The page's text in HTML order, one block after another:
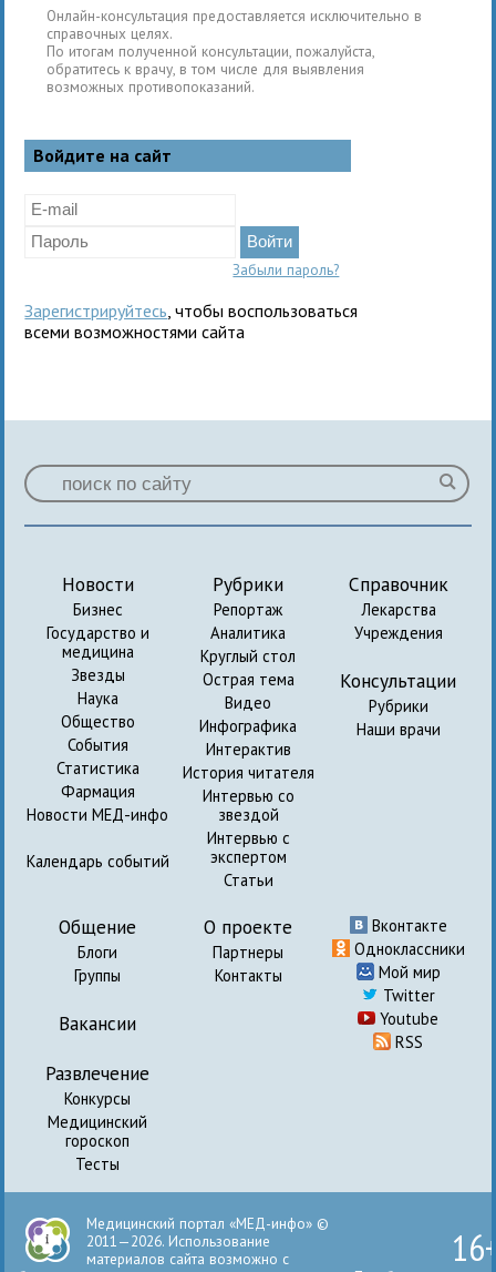
Онлайн-консультация предоставляется исключительно в
справочных целях.
По итогам полученной консультации, пожалуйста,
обратитесь к врачу, в том числе для выявления
возможных противопоказаний.
Войдите на сайт
Забыли пароль?
Зарегистрируйтесь , чтобы воспользоваться
всеми возможностями сайта
Новости
Бизнес
Государство и
медицина
Звезды
Наука
Общество
События
Статистика
Фармация
Новости МЕД-инфо
Календарь событий
Рубрики
Репортаж
Аналитика
Круглый стол
Острая тема
Видео
Инфографика
Интерактив
История читателя
Интервью со
звездой
Интервью с
экспертом
Статьи
Справочник
Лекарства
Учреждения
Консультации
Рубрики
Наши врачи
Общение
Блоги
Группы
Вакансии
Развлечение
Конкурсы
Медицинский
гороскоп
Тесты
О проекте
Партнеры
Контакты
Вконтакте
Одноклассники
Мой мир
Twitter
Youtube
RSS
Медицинский портал «МЕД-инфо» ©
2011—2026. Использование
материалов сайта возможно с